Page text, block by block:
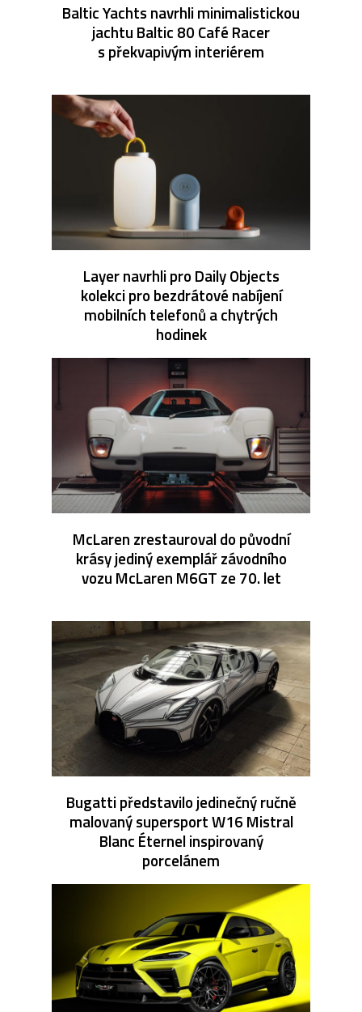
Baltic Yachts navrhli minimalistickou
jachtu Baltic 80 Café Racer
s překvapivým interiérem
Layer navrhli pro Daily Objects
kolekci pro bezdrátové nabíjení
mobilních telefonů a chytrých
hodinek
McLaren zrestauroval do původní
krásy jediný exemplář závodního
vozu McLaren M6GT ze 70. let
Bugatti představilo jedinečný ručně
malovaný supersport W16 Mistral
Blanc Éternel inspirovaný
porcelánem